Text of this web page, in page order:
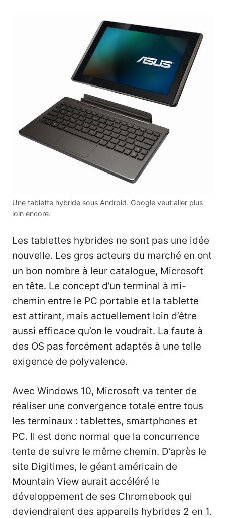
Une tablette hybride sous Android. Google veut aller plus
loin encore.
Les tablettes hybrides ne sont pas une idée
nouvelle. Les gros acteurs du marché en ont
un bon nombre à leur catalogue, Microsoft
en tête. Le concept d’un terminal à mi-
chemin entre le PC portable et la tablette
est attirant, mais actuellement loin d’être
aussi efficace qu’on le voudrait. La faute à
des OS pas forcément adaptés à une telle
exigence de polyvalence.
Avec Windows 10, Microsoft va tenter de
réaliser une convergence totale entre tous
les terminaux : tablettes, smartphones et
PC. Il est donc normal que la concurrence
tente de suivre le même chemin. D’après le
site Digitimes, le géant américain de
Mountain View aurait accéléré le
développement de ses Chromebook qui
deviendraient des appareils hybrides 2 en 1.